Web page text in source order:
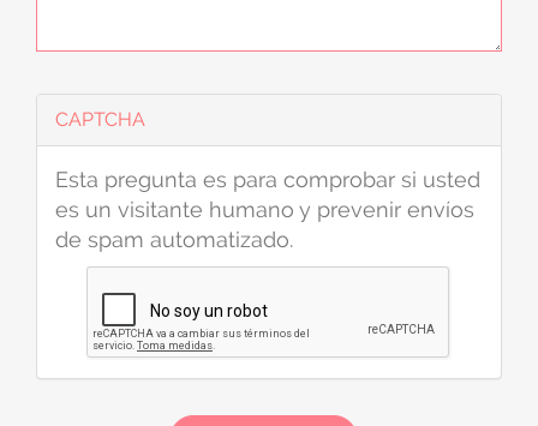
CAPTCHA
Esta pregunta es para comprobar si usted
es un visitante humano y prevenir envíos
de spam automatizado.